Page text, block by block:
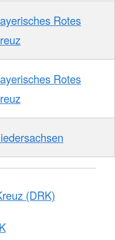
Rotes
Rotes
(DRK)